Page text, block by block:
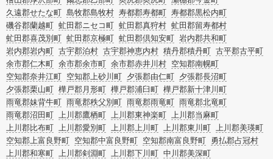
久遠郡せたな町 島牧郡島牧村 寿都郡寿都町 寿都郡黒松内町
磯谷郡蘭越町 虻田郡ニセコ町 虻田郡真狩村 虻田郡留寿都村
虻田郡喜茂別町 虻田郡京極町 虻田郡倶知安町 岩内郡共和町
岩内郡岩内町 古宇郡泊村 古宇郡神恵内村 積丹郡積丹町 古平郡古平町
余市郡仁木町 余市郡余市町 余市郡赤井川村 空知郡南幌町
空知郡奈井江町 空知郡上砂川町 夕張郡由仁町 夕張郡長沼町
夕張郡栗山町 樺戸郡月形町 樺戸郡浦臼町 樺戸郡新十津川町
雨竜郡妹背牛町 雨竜郡秩父別町 雨竜郡雨竜町 雨竜郡北竜町
雨竜郡沼田町 上川郡鷹栖町 上川郡東神楽町 上川郡当麻町
上川郡比布町 上川郡愛別町 上川郡上川町 上川郡東川町 上川郡美瑛町
空知郡上富良野町 空知郡中富良野町 空知郡南富良野町 勇払郡占冠村
上川郡和寒町 上川郡剣淵町 上川郡下川町 中川郡美深町